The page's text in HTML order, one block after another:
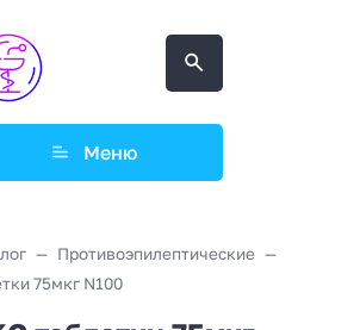
Меню
Противоэпилептические
75мкг N100